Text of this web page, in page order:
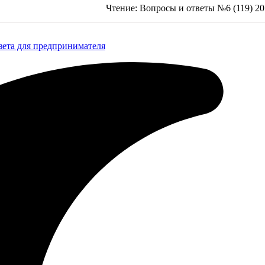
Чтение: Вопросы и ответы №6 (119)